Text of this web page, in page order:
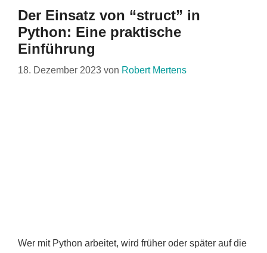
Der Einsatz von “struct” in
Python: Eine praktische
Einführung
18. Dezember 2023 von Robert Mertens
Wer mit Python arbeitet, wird früher oder später auf die